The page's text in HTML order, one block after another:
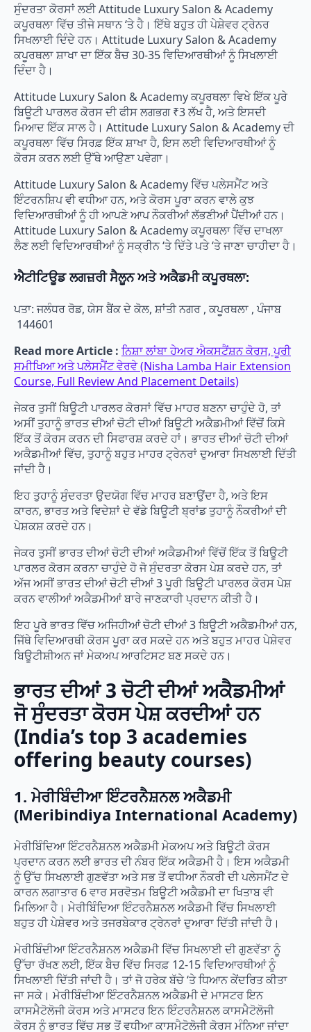
ਸੁੰਦਰਤਾ ਕੋਰਸਾਂ ਲਈ Attitude Luxury Salon & Academy
ਕਪੂਰਥਲਾ ਵਿੱਚ ਤੀਜੇ ਸਥਾਨ ‘ਤੇ ਹੈ। ਇੱਥੇ ਬਹੁਤ ਹੀ ਪੇਸ਼ੇਵਰ ਟ੍ਰੇਨਰ
ਸਿਖਲਾਈ ਦਿੰਦੇ ਹਨ। Attitude Luxury Salon & Academy
ਕਪੂਰਥਲਾ ਸ਼ਾਖਾ ਦਾ ਇੱਕ ਬੈਚ 30-35 ਵਿਦਿਆਰਥੀਆਂ ਨੂੰ ਸਿਖਲਾਈ
ਦਿੰਦਾ ਹੈ।
Attitude Luxury Salon & Academy ਕਪੂਰਥਲਾ ਵਿਖੇ ਇੱਕ ਪੂਰੇ
ਬਿਊਟੀ ਪਾਰਲਰ ਕੋਰਸ ਦੀ ਫੀਸ ਲਗਭਗ ₹3 ਲੱਖ ਹੈ, ਅਤੇ ਇਸਦੀ
ਮਿਆਦ ਇੱਕ ਸਾਲ ਹੈ। Attitude Luxury Salon & Academy ਦੀ
ਕਪੂਰਥਲਾ ਵਿੱਚ ਸਿਰਫ਼ ਇੱਕ ਸ਼ਾਖਾ ਹੈ, ਇਸ ਲਈ ਵਿਦਿਆਰਥੀਆਂ ਨੂੰ
ਕੋਰਸ ਕਰਨ ਲਈ ਉੱਥੇ ਆਉਣਾ ਪਵੇਗਾ।
Attitude Luxury Salon & Academy ਵਿੱਚ ਪਲੇਸਮੈਂਟ ਅਤੇ
ਇੰਟਰਨਸ਼ਿਪ ਵੀ ਵਧੀਆ ਹਨ, ਅਤੇ ਕੋਰਸ ਪੂਰਾ ਕਰਨ ਵਾਲੇ ਕੁਝ
ਵਿਦਿਆਰਥੀਆਂ ਨੂੰ ਹੀ ਆਪਣੇ ਆਪ ਨੌਕਰੀਆਂ ਲੱਭਣੀਆਂ ਪੈਂਦੀਆਂ ਹਨ।
Attitude Luxury Salon & Academy ਕਪੂਰਥਲਾ ਵਿੱਚ ਦਾਖਲਾ
ਲੈਣ ਲਈ ਵਿਦਿਆਰਥੀਆਂ ਨੂੰ ਸਕ੍ਰੀਨ ‘ਤੇ ਦਿੱਤੇ ਪਤੇ ‘ਤੇ ਜਾਣਾ ਚਾਹੀਦਾ ਹੈ।
ਐਟੀਟਿਊਡ ਲਗਜ਼ਰੀ ਸੈਲੂਨ ਅਤੇ ਅਕੈਡਮੀ ਕਪੂਰਥਲਾ:
ਪਤਾ: ਜਲੰਧਰ ਰੋਡ, ਯੇਸ ਬੈਂਕ ਦੇ ਕੋਲ, ਸ਼ਾਂਤੀ ਨਗਰ , ਕਪੂਰਥਲਾ , ਪੰਜਾਬ
144601
Read more Article : ਨਿਸ਼ਾ ਲਾਂਬਾ ਹੇਅਰ ਐਕਸਟੈਂਸ਼ਨ ਕੋਰਸ, ਪੂਰੀ
ਸਮੀਖਿਆ ਅਤੇ ਪਲੇਸਮੈਂਟ ਵੇਰਵੇ (Nisha Lamba Hair Extension
Course, Full Review And Placement Details)
ਜੇਕਰ ਤੁਸੀਂ ਬਿਊਟੀ ਪਾਰਲਰ ਕੋਰਸਾਂ ਵਿੱਚ ਮਾਹਰ ਬਣਨਾ ਚਾਹੁੰਦੇ ਹੋ, ਤਾਂ
ਅਸੀਂ ਤੁਹਾਨੂੰ ਭਾਰਤ ਦੀਆਂ ਚੋਟੀ ਦੀਆਂ ਬਿਊਟੀ ਅਕੈਡਮੀਆਂ ਵਿੱਚੋਂ ਕਿਸੇ
ਇੱਕ ਤੋਂ ਕੋਰਸ ਕਰਨ ਦੀ ਸਿਫਾਰਸ਼ ਕਰਦੇ ਹਾਂ। ਭਾਰਤ ਦੀਆਂ ਚੋਟੀ ਦੀਆਂ
ਅਕੈਡਮੀਆਂ ਵਿੱਚ, ਤੁਹਾਨੂੰ ਬਹੁਤ ਮਾਹਰ ਟ੍ਰੇਨਰਾਂ ਦੁਆਰਾ ਸਿਖਲਾਈ ਦਿੱਤੀ
ਜਾਂਦੀ ਹੈ।
ਇਹ ਤੁਹਾਨੂੰ ਸੁੰਦਰਤਾ ਉਦਯੋਗ ਵਿੱਚ ਮਾਹਰ ਬਣਾਉਂਦਾ ਹੈ, ਅਤੇ ਇਸ
ਕਾਰਨ, ਭਾਰਤ ਅਤੇ ਵਿਦੇਸ਼ਾਂ ਦੇ ਵੱਡੇ ਬਿਊਟੀ ਬ੍ਰਾਂਡ ਤੁਹਾਨੂੰ ਨੌਕਰੀਆਂ ਦੀ
ਪੇਸ਼ਕਸ਼ ਕਰਦੇ ਹਨ।
ਜੇਕਰ ਤੁਸੀਂ ਭਾਰਤ ਦੀਆਂ ਚੋਟੀ ਦੀਆਂ ਅਕੈਡਮੀਆਂ ਵਿੱਚੋਂ ਇੱਕ ਤੋਂ ਬਿਊਟੀ
ਪਾਰਲਰ ਕੋਰਸ ਕਰਨਾ ਚਾਹੁੰਦੇ ਹੋ ਜੋ ਸੁੰਦਰਤਾ ਕੋਰਸ ਪੇਸ਼ ਕਰਦੇ ਹਨ, ਤਾਂ
ਅੱਜ ਅਸੀਂ ਭਾਰਤ ਦੀਆਂ ਚੋਟੀ ਦੀਆਂ 3 ਪੂਰੀ ਬਿਊਟੀ ਪਾਰਲਰ ਕੋਰਸ ਪੇਸ਼
ਕਰਨ ਵਾਲੀਆਂ ਅਕੈਡਮੀਆਂ ਬਾਰੇ ਜਾਣਕਾਰੀ ਪ੍ਰਦਾਨ ਕੀਤੀ ਹੈ।
ਇਹ ਪੂਰੇ ਭਾਰਤ ਵਿੱਚ ਅਜਿਹੀਆਂ ਚੋਟੀ ਦੀਆਂ 3 ਬਿਊਟੀ ਅਕੈਡਮੀਆਂ ਹਨ,
ਜਿੱਥੇ ਵਿਦਿਆਰਥੀ ਕੋਰਸ ਪੂਰਾ ਕਰ ਸਕਦੇ ਹਨ ਅਤੇ ਬਹੁਤ ਮਾਹਰ ਪੇਸ਼ੇਵਰ
ਬਿਊਟੀਸ਼ੀਅਨ ਜਾਂ ਮੇਕਅਪ ਆਰਟਿਸਟ ਬਣ ਸਕਦੇ ਹਨ।
ਭਾਰਤ ਦੀਆਂ 3 ਚੋਟੀ ਦੀਆਂ ਅਕੈਡਮੀਆਂ
ਜੋ ਸੁੰਦਰਤਾ ਕੋਰਸ ਪੇਸ਼ ਕਰਦੀਆਂ ਹਨ
(India’s top 3 academies
offering beauty courses)
1. ਮੇਰੀਬਿੰਦੀਆ ਇੰਟਰਨੈਸ਼ਨਲ ਅਕੈਡਮੀ
(Meribindiya International Academy)
ਮੇਰੀਬਿੰਦਿਆ ਇੰਟਰਨੈਸ਼ਨਲ ਅਕੈਡਮੀ ਮੇਕਅਪ ਅਤੇ ਬਿਊਟੀ ਕੋਰਸ
ਪ੍ਰਦਾਨ ਕਰਨ ਲਈ ਭਾਰਤ ਦੀ ਨੰਬਰ ਇੱਕ ਅਕੈਡਮੀ ਹੈ। ਇਸ ਅਕੈਡਮੀ
ਨੂੰ ਉੱਚ ਸਿਖਲਾਈ ਗੁਣਵੱਤਾ ਅਤੇ ਸਭ ਤੋਂ ਵਧੀਆ ਨੌਕਰੀ ਦੀ ਪਲੇਸਮੈਂਟ ਦੇ
ਕਾਰਨ ਲਗਾਤਾਰ 6 ਵਾਰ ਸਰਵੋਤਮ ਬਿਊਟੀ ਅਕੈਡਮੀ ਦਾ ਖਿਤਾਬ ਵੀ
ਮਿਲਿਆ ਹੈ। ਮੇਰੀਬਿੰਦਿਆ ਇੰਟਰਨੈਸ਼ਨਲ ਅਕੈਡਮੀ ਵਿੱਚ ਸਿਖਲਾਈ
ਬਹੁਤ ਹੀ ਪੇਸ਼ੇਵਰ ਅਤੇ ਤਜਰਬੇਕਾਰ ਟ੍ਰੇਨਰਾਂ ਦੁਆਰਾ ਦਿੱਤੀ ਜਾਂਦੀ ਹੈ।
ਮੇਰੀਬਿੰਦੀਆ ਇੰਟਰਨੈਸ਼ਨਲ ਅਕੈਡਮੀ ਵਿੱਚ ਸਿਖਲਾਈ ਦੀ ਗੁਣਵੱਤਾ ਨੂੰ
ਉੱਚਾ ਰੱਖਣ ਲਈ, ਇੱਕ ਬੈਚ ਵਿੱਚ ਸਿਰਫ਼ 12-15 ਵਿਦਿਆਰਥੀਆਂ ਨੂੰ
ਸਿਖਲਾਈ ਦਿੱਤੀ ਜਾਂਦੀ ਹੈ। ਤਾਂ ਜੋ ਹਰੇਕ ਬੱਚੇ ‘ਤੇ ਧਿਆਨ ਕੇਂਦਰਿਤ ਕੀਤਾ
ਜਾ ਸਕੇ। ਮੇਰੀਬਿੰਦੀਆ ਇੰਟਰਨੈਸ਼ਨਲ ਅਕੈਡਮੀ ਦੇ ਮਾਸਟਰ ਇਨ
ਕਾਸਮੈਟੋਲੋਜੀ ਕੋਰਸ ਅਤੇ ਮਾਸਟਰ ਇਨ ਇੰਟਰਨੈਸ਼ਨਲ ਕਾਸਮੈਟੋਲੋਜੀ
ਕੋਰਸ ਨੂੰ ਭਾਰਤ ਵਿੱਚ ਸਭ ਤੋਂ ਵਧੀਆ ਕਾਸਮੈਟੋਲੋਜੀ ਕੋਰਸ ਮੰਨਿਆ ਜਾਂਦਾ